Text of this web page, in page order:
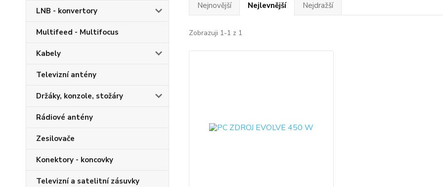
LNB - konvertory
Multifeed - Multifocus
Kabely
Televizní antény
Držáky, konzole, stožáry
Rádiové antény
Zesilovače
Konektory - koncovky
Televizní a satelitní zásuvky
Nejnovější Nejlevnější Nejdražší
Zobrazuji 1-1 z 1